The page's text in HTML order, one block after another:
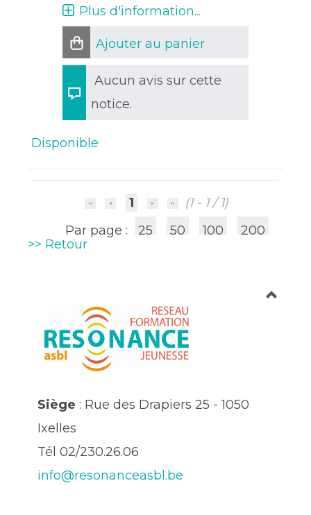
Plus d'information...
Ajouter au panier
Aucun avis sur cette
notice.
Disponible
1
(1 - 1 / 1)
Par page :
25 50 100
200
>> Retour
Siège : Rue des Drapiers 25 - 1050
Ixelles
Tél 02/230.26.06
info@resonanceasbl.be